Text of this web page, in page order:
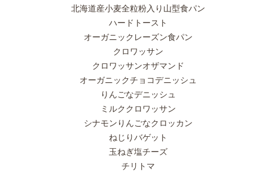
北海道産小麦全粒粉入り山型食パン
ハードトースト
オーガニックレーズン食パン
クロワッサン
クロワッサンオザマンド
オーガニックチョコデニッシュ
りんごなデニッシュ
ミルククロワッサン
シナモンりんごなクロッカン
ねじりバゲット
玉ねぎ塩チーズ
チリトマ